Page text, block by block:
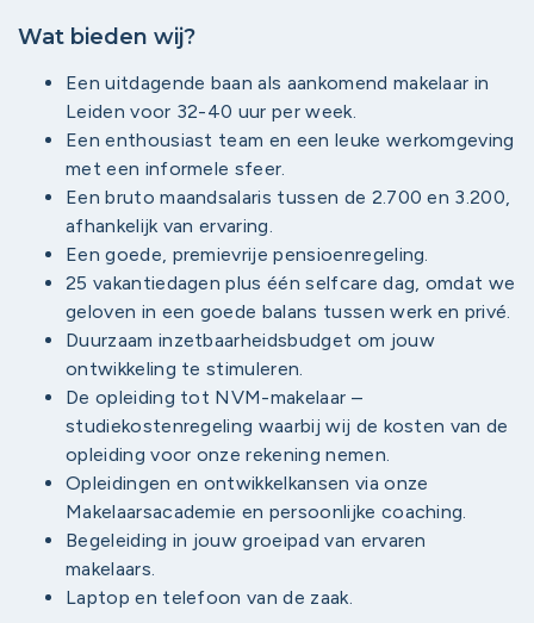
Wat bieden wij?
Een uitdagende baan als aankomend makelaar in
Leiden voor 32-40 uur per week.
Een enthousiast team en een leuke werkomgeving
met een informele sfeer.
Een bruto maandsalaris tussen de 2.700 en 3.200,
afhankelijk van ervaring.
Een goede, premievrije pensioenregeling.
25 vakantiedagen plus één selfcare dag, omdat we
geloven in een goede balans tussen werk en privé.
Duurzaam inzetbaarheidsbudget om jouw
ontwikkeling te stimuleren.
De opleiding tot NVM-makelaar –
studiekostenregeling waarbij wij de kosten van de
opleiding voor onze rekening nemen.
Opleidingen en ontwikkelkansen via onze
Makelaarsacademie en persoonlijke coaching.
Begeleiding in jouw groeipad van ervaren
makelaars.
Laptop en telefoon van de zaak.